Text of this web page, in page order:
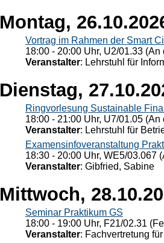
Montag,
Vortrag im Rahmen der Smart
18:00 - 20:00 Uhr, U2/01.33
Veranstalter: Lehrstuhl für
Dienstag,
Ringvorlesung Sustainable
18:00 - 21:00 Uhr, U7/01.05
Veranstalter: Lehrstuhl für
Examensinfoveranstaltung
18:30 - 20:00 Uhr, WE5/03.067
Veranstalter: Gibfried, Sabine
Mittwoch,
Seminar Praktikum GS
18:00 - 19:00 Uhr, F21/02.31
Veranstalter: Fachvertretung